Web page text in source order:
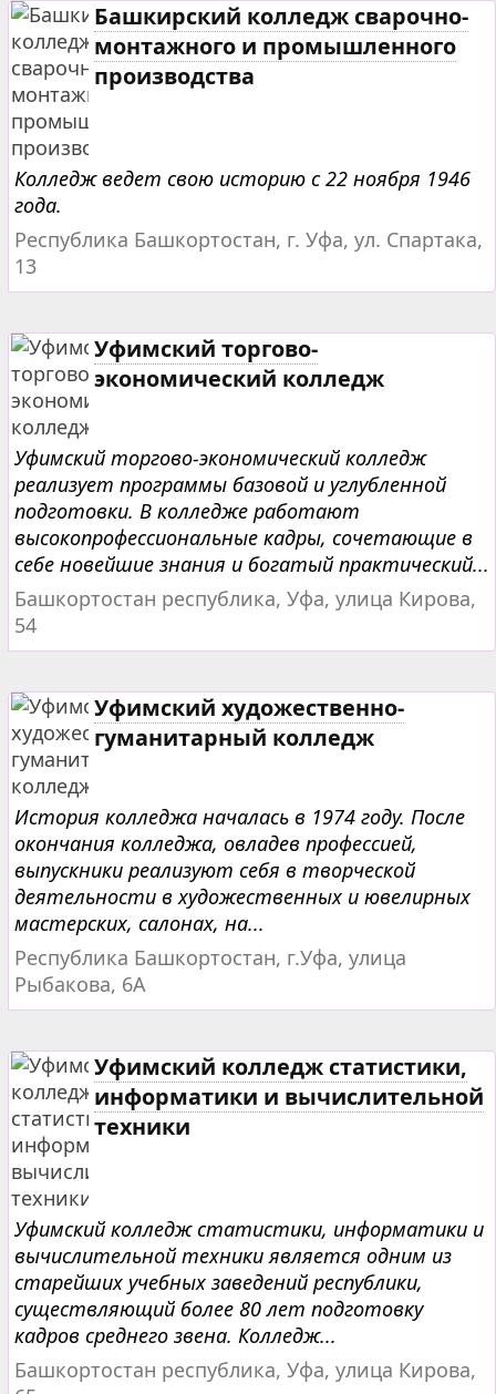
Башкирский колледж сварочно-
монтажного и промышленного
производства
Колледж ведет свою историю с 22 ноября 1946
года.
Республика Башкортостан, г. Уфа, ул. Спартака,
13
Уфимский торгово-
экономический колледж
Уфимский торгово-экономический колледж
реализует программы базовой и углубленной
подготовки. В колледже работают
высокопрофессиональные кадры, сочетающие в
себе новейшие знания и богатый практический...
Башкортостан республика, Уфа, улица Кирова,
54
Уфимский художественно-
гуманитарный колледж
История колледжа началась в 1974 году. После
окончания колледжа, овладев профессией,
выпускники реализуют себя в творческой
деятельности в художественных и ювелирных
мастерских, салонах, на...
Республика Башкортостан, г.Уфа, улица
Рыбакова, 6А
Уфимский колледж статистики,
информатики и вычислительной
техники
Уфимский колледж статистики, информатики и
вычислительной техники является одним из
старейших учебных заведений республики,
существляющий более 80 лет подготовку
кадров среднего звена. Колледж...
Башкортостан республика, Уфа, улица Кирова,